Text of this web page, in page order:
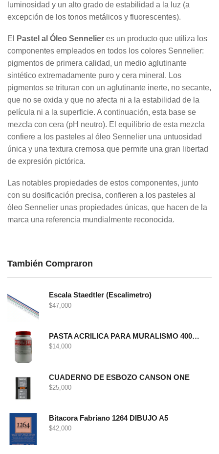
luminosidad y un alto grado de estabilidad a la luz (a
excepción de los tonos metálicos y fluorescentes).
El Pastel al Óleo Sennelier es un producto que utiliza los
componentes empleados en todos los colores Sennelier:
pigmentos de primera calidad, un medio aglutinante
sintético extremadamente puro y cera mineral. Los
pigmentos se trituran con un aglutinante inerte, no secante,
que no se oxida y que no afecta ni a la estabilidad de la
película ni a la superficie. A continuación, esta base se
mezcla con cera (pH neutro). El equilibrio de esta mezcla
confiere a los pasteles al óleo Sennelier una untuosidad
única y una textura cremosa que permite una gran libertad
de expresión pictórica.
Las notables propiedades de estos componentes, junto
con su dosificación precisa, confieren a los pasteles al
óleo Sennelier unas propiedades únicas, que hacen de la
marca una referencia mundialmente reconocida.
También Compraron
Escala Staedtler (Escalimetro)
$47,000
PASTA ACRILICA PARA MURALISMO 400 GRS
$14,000
CUADERNO DE ESBOZO CANSON ONE
$25,000
Bitacora Fabriano 1264 DIBUJO A5
$42,000